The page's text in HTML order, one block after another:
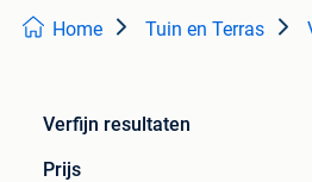
Home Tuin en Terras
Verfijn resultaten
Prijs